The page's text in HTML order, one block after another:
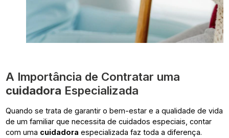
A Importância de Contratar uma
cuidadora Especializada
Quando se trata de garantir o bem-estar e a qualidade de vida
de um familiar que necessita de cuidados especiais, contar
com uma cuidadora especializada faz toda a diferença.